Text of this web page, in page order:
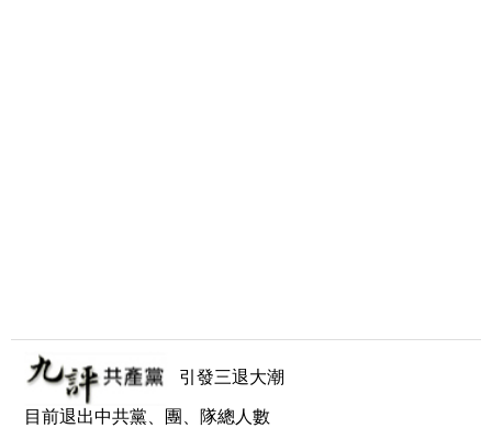
引發三退大潮
目前退出中共黨、團、隊總人數